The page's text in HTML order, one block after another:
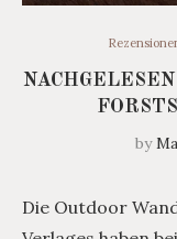
by
Die Outdoor